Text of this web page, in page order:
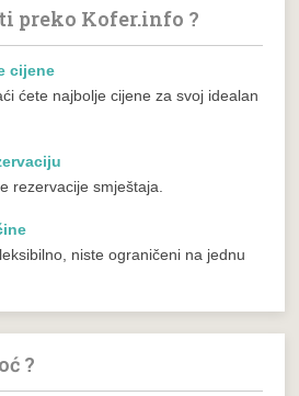
preko Kofer.info ?
cijene
ćete najbolje cijene za svoj idealan
rezervacije smještaja.
niste ograničeni na jednu
?